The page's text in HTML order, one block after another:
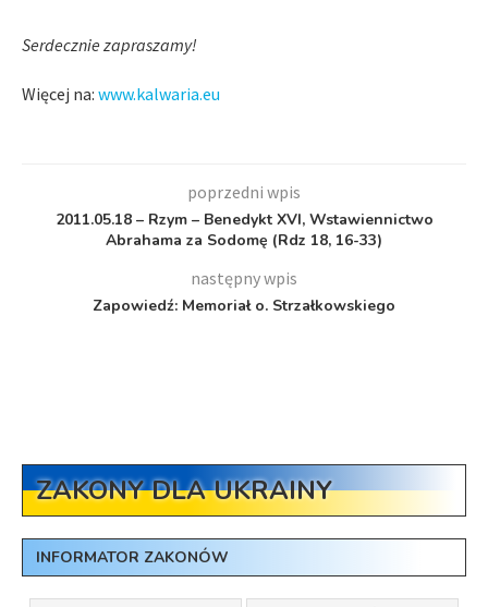
Serdecznie zapraszamy!
Więcej na: www.kalwaria.eu
poprzedni wpis
2011.05.18 – Rzym – Benedykt XVI, Wstawiennictwo
Abrahama za Sodomę (Rdz 18, 16-33)
następny wpis
Zapowiedź: Memoriał o. Strzałkowskiego
ZAKONY DLA UKRAINY
INFORMATOR ZAKONÓW